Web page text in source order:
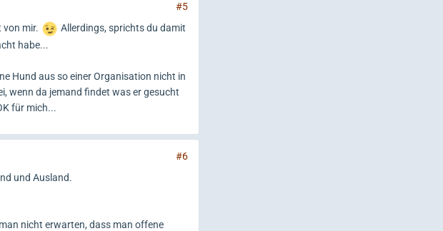
#5
von mir.
Allerdings, sprichts du damit
habe...
Hund aus so einer Organisation nicht in
wenn da jemand findet was er gesucht
für mich...
#6
und Ausland.
nicht erwarten, dass man offene